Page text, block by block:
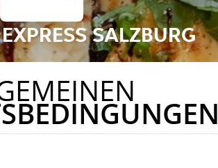
SALZBURG